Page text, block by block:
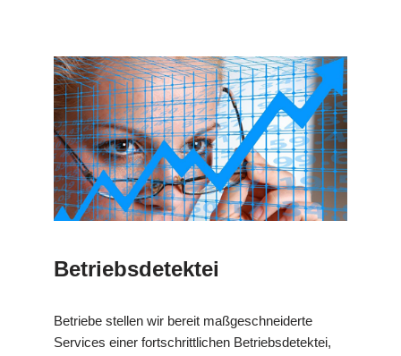
Betriebsdetektei
Betriebe stellen wir bereit maßgeschneiderte
Services einer fortschrittlichen Betriebsdetektei,